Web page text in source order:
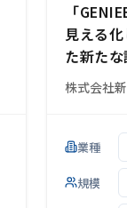
「
見える
た新た
株式会社
業種
規模